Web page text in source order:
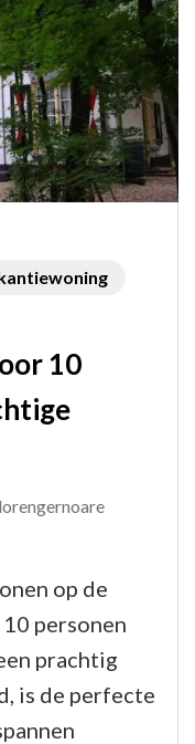
10
op de
personen
prachtig
is de perfecte